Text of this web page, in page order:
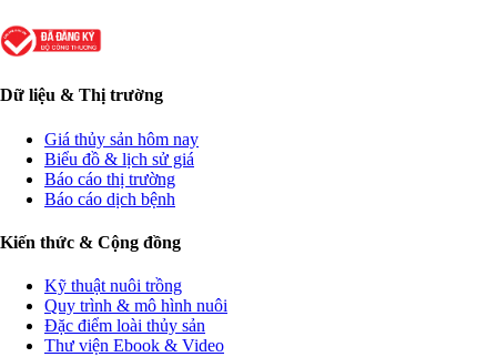
Dữ liệu & Thị trường
Giá thủy sản hôm nay
Biểu đồ & lịch sử giá
Báo cáo thị trường
Báo cáo dịch bệnh
Kiến thức & Cộng đồng
Kỹ thuật nuôi trồng
Quy trình & mô hình nuôi
Đặc điểm loài thủy sản
Thư viện Ebook & Video